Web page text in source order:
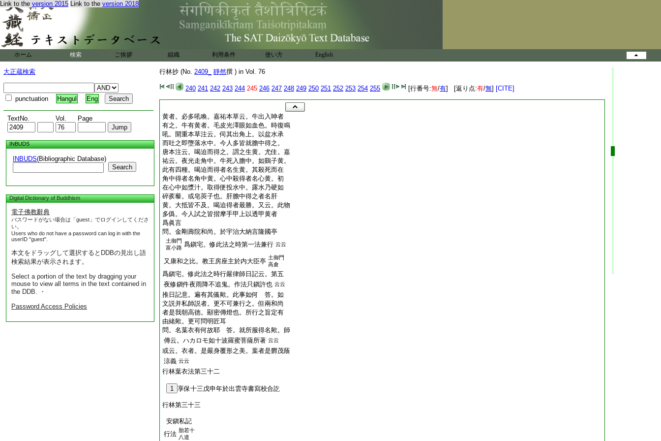
Link to the version 2015 Link to the version 2018
ホーム 検索 ご挨拶 組織 利用条件 使い方 English
大正蔵検索
punctuation Hangul Eng
TextNo. Vol. Page
INBUDS
INBUDS(Bibliographic Database)
Search
Digital Dictionary of Buddhism
電子佛教辭典
パスワードがない場合は「guest」でログインしてくださ
い。
Users who do not have a password can log in with the
userID "guest".
本文をドラッグして選択するとDDBの見出し語
検索結果が表示されます。
Select a portion of the text by dragging your
mouse to view all terms in the text contained in
the DDB. ・
Password Access Policies
行林抄 (No. 2409_ 靜然撰 ) in Vol. 76
240 241 242 243 244 245 246 247 248 249 250 251 252 253 254 255 [行番号:無/有] [返り点:有/無] [CITE]
黄者。必多吼喚。嘉祐本草云。牛出入呻者
有之。牛有黄者。毛皮光澤眼如血色。時復鳴
吼。開重本草注云。伺其出角上。以盆水承
而吐之即墮落水中。今人多皆就膽中得之。
唐本注云。喝迫而得之。謂之生黄。尤佳。嘉
祐云。夜光走角中。牛死入膽中。如鷄子黄。
此有四種。喝迫而得者名生黄。其殺死而在
角中得者名角中黄。心中殺得者名心黄。初
在心中如漿汁。取得便投水中。露水乃硬如
碎蒺藜。或皂莢子也。肝膽中得之者名肝
黄。大抵皆不及。喝迫得者最勝。又云。此物
多僞。今人試之皆揩摩手甲上以透甲黄者
爲眞言
問。金剛壽院和尚。於宇治大納言隆國亭
土御門
富小路 爲鎭宅。修此法之時第一法兼行 云云
又康和之比。教王房座主於内大臣亭 土御門
高倉
爲鎭宅。修此法之時行嚴律師日記云。第五
夜修鎭件夜雨降不追鬼。作法只鎭許也 云云
推日記意。遍有其儀歟。此事如何 答。如
文説并私師説者。更不可兼行之。但兩和尚
者是我朝高徳。顯密傳燈也。所行之旨定有
由緒歟。更可問明匠耳
問。名葉衣有何故耶 答。就所服得名歟。師
傳云。ハカロモ如十波羅蜜菩薩所著 云云
或云。衣者。是嚴身覆形之美。葉者是欝茂蔭
涼義 云云
行林葉衣法第三十二
1 享保十三戊申年於出雲寺書寫校合訖
行林第三十三
安鎭私記
行法 胎若十
八道